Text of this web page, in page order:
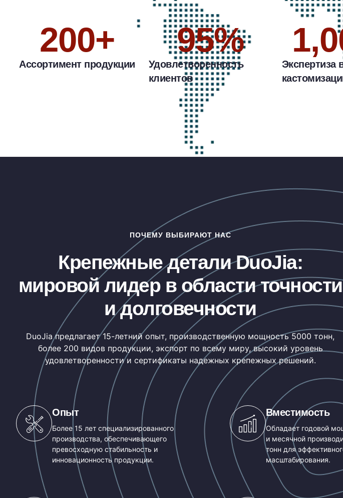
Ассортимент продукции
200+
Удовлетворенность
клиентов
95%
Экспертиза
ПОЧЕМУ ВЫБИРАЮТ НАС
Крепежные детали DuoJia:
мировой лидер в области точности
и долговечности
DuoJia предлагает 15-летний опыт, производственную мощность 5000 тонн,
более 200 видов продукции, экспорт по всему миру, высокий уровень
удовлетворенности и сертификаты надежных крепежных решений.
Опыт
Более 15 лет специализированного
производства, обеспечивающего
превосходную стабильность и
инновационность продукции.
Вместимость
Обладает годовой
и месячной
тонн для
масштабирования.